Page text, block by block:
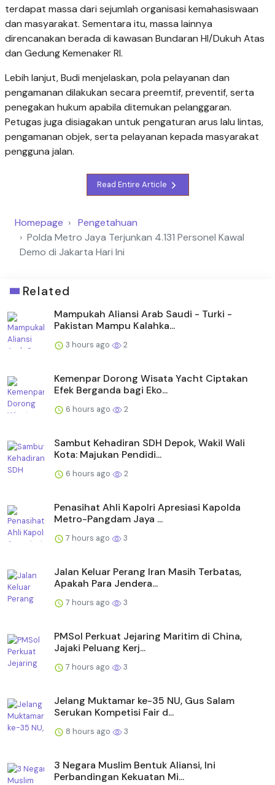
terdapat massa dari sejumlah organisasi kemahasiswaan
dan masyarakat. Sementara itu, massa lainnya
direncanakan berada di kawasan Bundaran HI/Dukuh Atas
dan Gedung Kemenaker RI.
Lebih lanjut, Budi menjelaskan, pola pelayanan dan
pengamanan dilakukan secara preemtif, preventif, serta
penegakan hukum apabila ditemukan pelanggaran.
Petugas juga disiagakan untuk pengaturan arus lalu lintas,
pengamanan objek, serta pelayanan kepada masyarakat
pengguna jalan.
Read Entire Article
Homepage
Pengetahuan
Polda Metro Jaya Terjunkan 4.131 Personel Kawal
Demo di Jakarta Hari Ini
Related
Mampukah Aliansi Arab Saudi - Turki -
Pakistan Mampu Kalahka...
3 hours ago 2
Kemenpar Dorong Wisata Yacht Ciptakan
Efek Berganda bagi Eko...
6 hours ago 2
Sambut Kehadiran SDH Depok, Wakil Wali
Kota: Majukan Pendidi...
6 hours ago 2
Penasihat Ahli Kapolri Apresiasi Kapolda
Metro-Pangdam Jaya ...
7 hours ago 3
Jalan Keluar Perang Iran Masih Terbatas,
Apakah Para Jendera...
7 hours ago 3
PMSol Perkuat Jejaring Maritim di China,
Jajaki Peluang Kerj...
7 hours ago 3
Jelang Muktamar ke-35 NU, Gus Salam
Serukan Kompetisi Fair d...
8 hours ago 3
3 Negara Muslim Bentuk Aliansi, Ini
Perbandingan Kekuatan Mi...